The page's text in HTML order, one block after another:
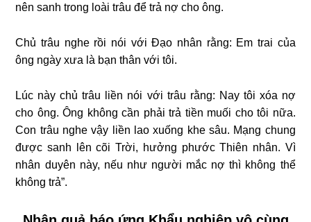
nên sanh trong loài trâu để trả nợ cho ông.
Chủ trâu nghe rồi nói với Đạo nhân rằng: Em trai của
ông ngày xưa là bạn thân với tôi.
Lúc này chủ trâu liền nói với trâu rằng: Nay tôi xóa nợ
cho ông. Ông không cần phải trả tiền muối cho tôi nữa.
Con trâu nghe vậy liền lao xuống khe sâu. Mạng chung
được sanh lên cõi Trời, hưởng phước Thiên nhân. Vì
nhân duyên này, nếu như người mắc nợ thì không thể
không trả”.